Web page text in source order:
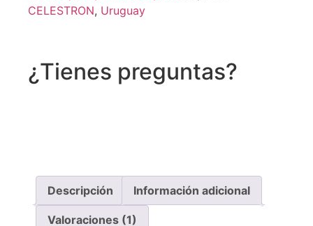
CELESTRON, Uruguay
¿Tienes preguntas?
Descripción Información adicional
Valoraciones (1)